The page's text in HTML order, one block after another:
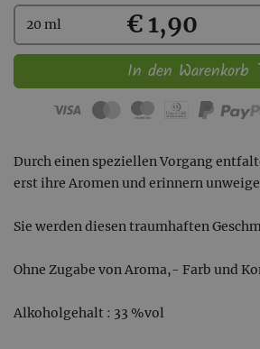
Kaufen
Wählen
Sie
Menge
20 ml € 1,90
In den Warenkorb
Durch einen speziellen Vorgang
erst ihre Aromen und erinnern
Sie werden diesen traumhaften
Ohne Zugabe von Aroma,- Farb und
Alkoholgehalt : 33 %vol